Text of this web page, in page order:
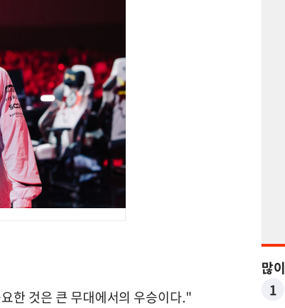
한 것은 큰 무대에서의 우승이다."
많
1